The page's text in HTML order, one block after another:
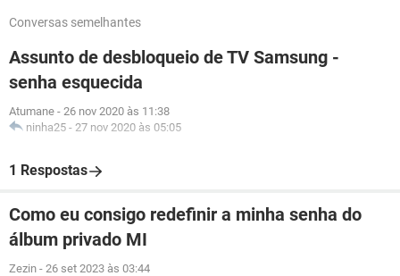
Conversas semelhantes
Assunto de desbloqueio de TV Samsung -
senha esquecida
Atumane - 26 nov 2020 às 11:38
ninha25 - 27 nov 2020 às 05:05
1 Respostas
Como eu consigo redefinir a minha senha do
álbum privado MI
Zezin - 26 set 2023 às 03:44